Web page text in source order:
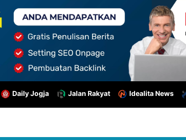
Daily Jogja Jalan Rakyat Idealita News